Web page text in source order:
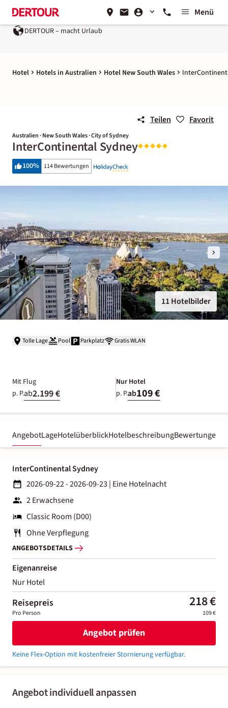
Menü
DERTOUR – macht Urlaub
Hotel Hotels in Australien Hotel New South Wales
Teilen Favorit
Australien · New South Wales · City of Sydney
InterContinental Sydney
100% 114 Bewertungen
11 Hotelbilder
Tolle Lage Pool Parkplatz Gratis WLAN
Mit Flug
p. P.ab2.199 €
Nur Hotel
p. P.ab109 €
AngebotLageHotelüberblickHotelbeschreibungBewertungen
Angebot individuell anpassen
InterContinental Sydney
2026-09-22 - 2026-09-23 | Eine Hotelnacht
2 Erwachsene
Classic Room (D00)
Ohne Verpflegung
ANGEBOTSDETAILS
Eigenanreise
Nur Hotel
Reisepreis 218 €
Pro Person 109 €
Angebot prüfen
Keine Flex-Option mit kostenfreier Stornierung verfügbar.